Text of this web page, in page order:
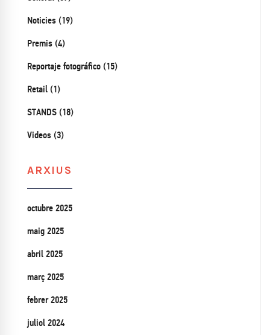
Noticies (19)
Premis (4)
Reportaje fotográfico (15)
Retail (1)
STANDS (18)
Videos (3)
ARXIUS
octubre 2025
maig 2025
abril 2025
març 2025
febrer 2025
juliol 2024